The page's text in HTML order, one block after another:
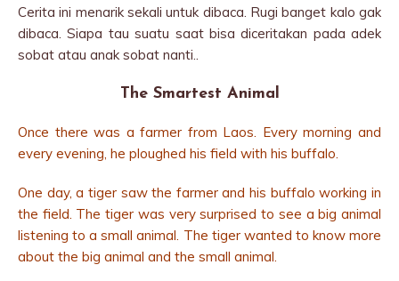
Cerita ini menarik sekali untuk dibaca. Rugi banget kalo gak
dibaca. Siapa tau suatu saat bisa diceritakan pada adek
sobat atau anak sobat nanti..
The Smartest Animal
Once there was a farmer from Laos. Every morning and
every evening, he ploughed his field with his buffalo.
One day, a tiger saw the farmer and his buffalo working in
the field. The tiger was very surprised to see a big animal
listening to a small animal. The tiger wanted to know more
about the big animal and the small animal.